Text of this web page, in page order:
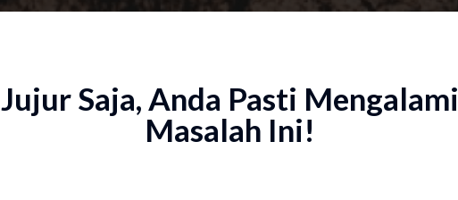
Jujur Saja, Anda Pasti Mengalami
Masalah Ini!